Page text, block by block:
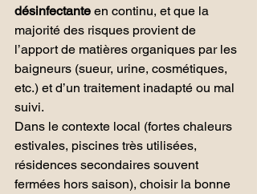
désinfectante en continu, et que la
majorité des risques provient de
l’apport de matières organiques par les
baigneurs (sueur, urine, cosmétiques,
etc.) et d’un traitement inadapté ou mal
suivi.
Dans le contexte local (fortes chaleurs
estivales, piscines très utilisées,
résidences secondaires souvent
fermées hors saison), choisir la bonne